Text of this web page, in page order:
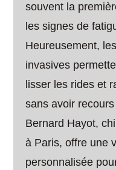
souvent la
les signes de
Heureusement,
invasives
lisser les rides et
sans avoir
Bernard Hayot,
à Paris, offre une
personnalisée